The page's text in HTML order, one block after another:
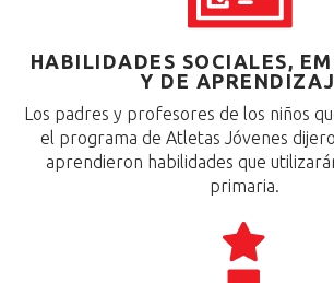
HABILIDADES SOCIALES,
Y DE
Los padres y profesores de los niños
el programa de Atletas Jóvenes
aprendieron habilidades que
primaria.